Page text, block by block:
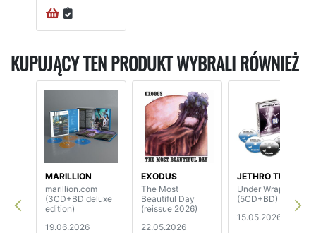
KUPUJĄCY TEN PRODUKT WYBRALI RÓWNIEŻ
MARILLION
marillion.com
(3CD+BD deluxe
edition)
19.06.2026
EXODUS
The Most
Beautiful Day
(reissue 2026)
22.05.2026
JETHRO TULL
Under Wraps
(5CD+BD)
15.05.2026